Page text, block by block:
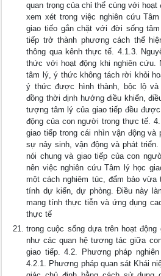
quan trọng của chỉ thể cùng với
xem xét trong việc nghiên cứu
giao tiếo gắn chặt với đời sống
tiếp trở thành phương cách thể
thông qua kênh thực tế. 4.1.3.
thức với hoạt động khi nghiên cứu.
tâm lý, ý thức không tách rời khỏi
ý thức được hình thành, bộc lộ và
đồng thời định hướng điều khiển,
tượng tâm lý của giao tiếp đều
động của con người trong thực tế.
giao tiếp trong cái nhìn vận động
sự nảy sinh, vận động và phát
nói chung và giao tiếp của con
nên việc nghiên cứu Tâm lý học
một cách nghiêm túc, đẩm bảo
tính dự kiến, dự phòng. Điều này
mang tính thực tiễn và ứng dụng
thực tế
trong cuộc sống dựa trên hoạt
như các quan hệ tương tác giữa
giao tiếp. 4.2. Phương pháp
4.2.1. Phương pháp quan sát Khái